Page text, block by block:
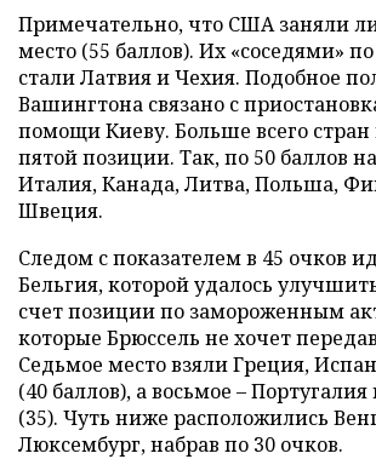
Примечательно, что США заняли
место (55 баллов). Их «соседями»
стали Латвия и Чехия. Подобное
Вашингтона связано с
помощи Киеву. Больше всего стран
пятой позиции. Так, по 50 баллов
Италия, Канада, Литва, Польша,
Швеция.
Следом с показателем в 45 очков
Бельгия, которой удалось
счет позиции по замороженным
которые Брюссель не хочет
Седьмое место взяли Греция,
(40 баллов), а восьмое –
(35). Чуть ниже расположились
Люксембург, набрав по 30 очков.